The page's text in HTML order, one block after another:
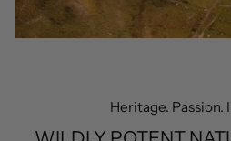
Heritage. Passion.